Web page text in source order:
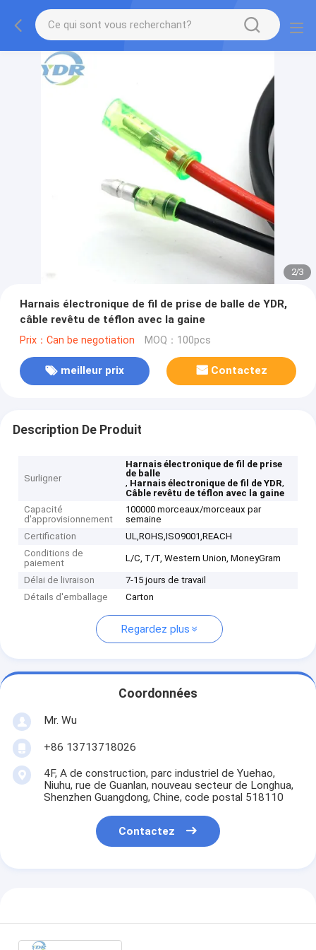
2/3
Harnais électronique de fil de prise de balle de YDR,
câble revêtu de téflon avec la gaine
Prix：Can be negotiation MOQ：100pcs
meilleur prix Contactez
Description De Produit
Surligner
Harnais électronique de fil de prise
de balle
, Harnais électronique de fil de YDR,
Câble revêtu de téflon avec la gaine
Capacité
d'approvisionnement
100000 morceaux/morceaux par
semaine
Certification
UL,ROHS,ISO9001,REACH
Conditions de
paiement
L/C, T/T, Western Union, MoneyGram
Délai de livraison
7-15 jours de travail
Détails d'emballage
Carton
Regardez plus
Coordonnées
Mr. Wu
+86 13713718026
4F, A de construction, parc industriel de Yuehao,
Niuhu, rue de Guanlan, nouveau secteur de Longhua,
Shenzhen Guangdong, Chine, code postal 518110
Contactez